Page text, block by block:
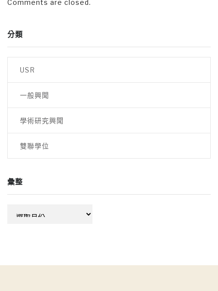
Comments are closed.
分類
USR
一般興聞
學術研究興聞
雙聯學位
彙整